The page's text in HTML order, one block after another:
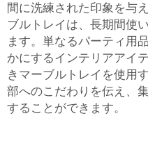
間に洗練された印象を与
ブルトレイは、長期間使
ます。単なるパーティ用
かにするインテリアアイ
きマーブルトレイを使用
部へのこだわりを伝え、
することができます。